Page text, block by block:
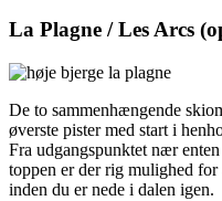
La Plagne / Les Arcs
De to sammenhængende
øverste pister med start i
Fra udgangspunktet nær
toppen er der rig mulighed
inden du er nede i dalen igen.